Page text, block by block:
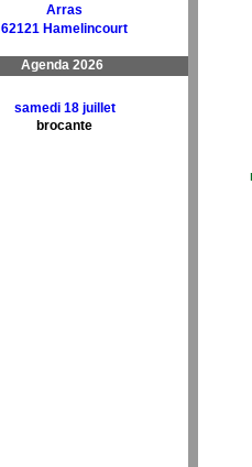
Arras
62121 Hamelincourt
Agenda 2026
samedi 18 juillet
brocante